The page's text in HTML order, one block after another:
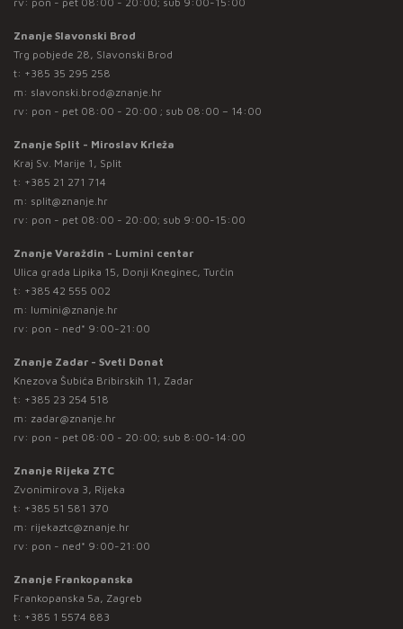
Znanje Slavonski Brod
Trg pobjede 28, Slavonski Brod
t: +385 35 295 258
m: slavonski.brod@znanje.hr
rv: pon - pet 08:00 - 20:00 ; sub 08:00 – 14:00
Znanje Split - Miroslav Krleža
Kraj Sv. Marije 1, Split
t: +385 21 271 714
m: split@znanje.hr
rv: pon - pet 08:00 - 20:00; sub 9:00-15:00
Znanje Varaždin - Lumini centar
Ulica grada Lipika 15, Donji Kneginec, Turčin
t: +385 42 555 002
m: lumini@znanje.hr
rv: pon - ned* 9:00-21:00
Znanje Zadar - Sveti Donat
Knezova Šubića Bribirskih 11, Zadar
t: +385 23 254 518
m: zadar@znanje.hr
rv: pon - pet 08:00 - 20:00; sub 8:00-14:00
Znanje Rijeka ZTC
Zvonimirova 3, Rijeka
t: +385 51 581 370
m: rijekaztc@znanje.hr
rv: pon - ned* 9:00-21:00
Znanje Frankopanska
Frankopanska 5a, Zagreb
t: +385 1 5574 883